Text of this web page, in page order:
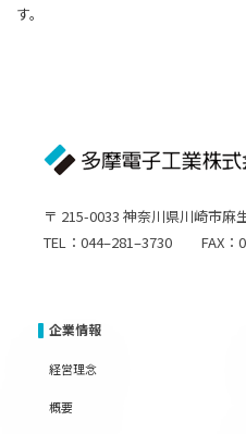
す。
〒 215-0033 神奈川県川崎市麻
TEL：044–281–3730 FAX：
企業情報
経営理念
概要